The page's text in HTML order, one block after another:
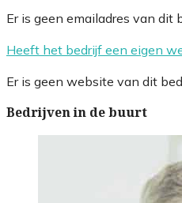
Er is geen emailadres van dit
Heeft het bedrijf een eigen
Er is geen website van dit
Bedrijven in de buurt